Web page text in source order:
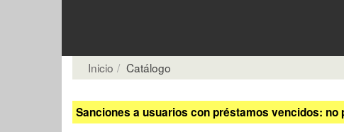
Inicio Catálogo
Sanciones a usuarios con préstamos vencidos: